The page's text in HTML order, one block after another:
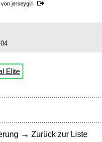
von jerseygirl
Elite
→ Zurück zur Liste